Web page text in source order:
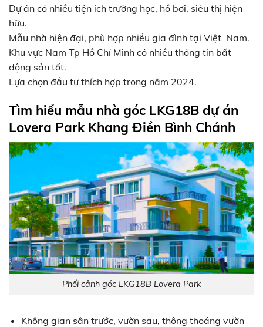
Dự án có nhiều tiện ích trường học, hồ bơi, siêu thị hiện
hữu.
Mẫu nhà hiện đại, phù hợp nhiều gia đình tại Việt Nam.
Khu vực Nam Tp Hồ Chí Minh có nhiều thông tin bất
động sản tốt.
Lựa chọn đầu tư thích hợp trong năm 2024.
Tìm hiểu mẫu nhà góc LKG18B dự án
Lovera Park Khang Điền Bình Chánh
Phối cảnh góc LKG18B Lovera Park
Không gian sân trước, vườn sau, thông thoáng vườn